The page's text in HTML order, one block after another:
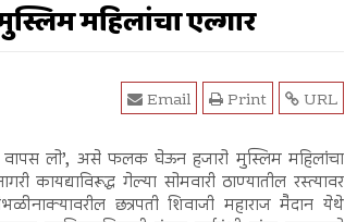
महिलांचा एल्गार
URL
Print
Email
वापस लो’, असे फलक घेऊन हजारो मुस्लिम महिलांचा
कायद्याविरूद्ध गेल्या सोमवारी ठाण्यातील रस्त्यावर
छत्रपती शिवाजी महाराज मैदान येथे